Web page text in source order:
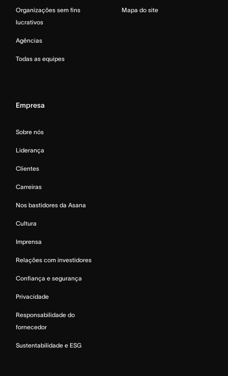
Organizações sem fins
lucrativos
Agências
Todas as equipes
Mapa do site
Empresa
Sobre nós
Liderança
Clientes
Carreiras
Nos bastidores da Asana
Cultura
Imprensa
Relações com investidores
Confiança e segurança
Privacidade
Responsabilidade do
fornecedor
Sustentabilidade e ESG